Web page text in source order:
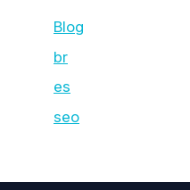
Blog
br
es
seo